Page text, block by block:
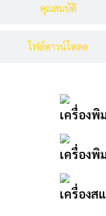
คุณสมบัติ
ไฟล์ดาวน์โหลด
เครื่องพิ
เครื่องพิ
เครื่องส